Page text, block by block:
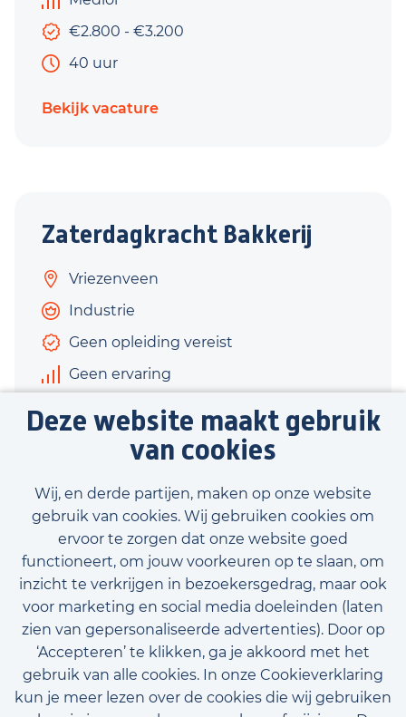
Deze website maakt gebruik
van cookies
Wij, en derde partijen, maken op onze website
gebruik van cookies. Wij gebruiken cookies om
ervoor te zorgen dat onze website goed
functioneert, om jouw voorkeuren op te slaan, om
inzicht te verkrijgen in bezoekersgedrag, maar ook
voor marketing en social media doeleinden (laten
zien van gepersonaliseerde advertenties). Door op
‘Accepteren’ te klikken, ga je akkoord met het
gebruik van alle cookies. In onze Cookieverklaring
kun je meer lezen over de cookies die wij gebruiken
€2.800 - €3.200
40 uur
Bekijk vacature
Zaterdagkracht Bakkerij
Vriezenveen
Industrie
Geen opleiding vereist
Geen ervaring
€400 - €950
Bekijk vacature
Bekijk onze beschikbare vacatures